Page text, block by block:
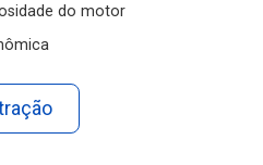
do motor